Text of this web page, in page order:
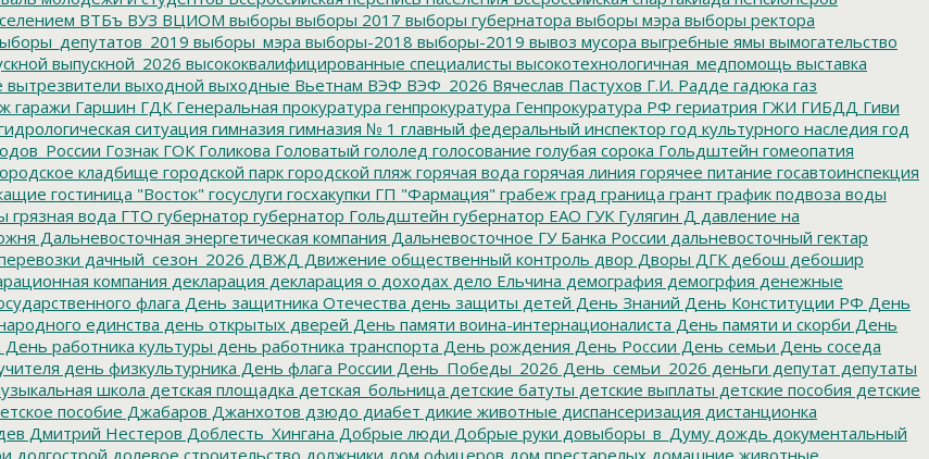
ВТБъ ВУЗ ВЦИОМ выборы выборы 2017 выборы губернатора выборы мэра выборы ректора
выборы_мэра выборы-2018 выборы-2019 вывоз мусора выгребные ямы вымогательство
выпускной_2026 высококвалифицированные специалисты высокотехнологичная_медпомощь выставка
вытрезвители выходной выходные Вьетнам ВЭФ ВЭФ_2026 Вячеслав Пастухов Г.И. Радде гадюка газ
гаражи Гаршин ГДК Генеральная прокуратура генпрокуратура Генпрокуратура РФ гериатрия ГЖИ ГИБДД Гиви
ситуация гимназия гимназия № 1 главный федеральный инспектор год культурного наследия год
Гознак ГОК Голикова Головатый гололед голосование голубая сорока Гольдштейн гомеопатия
кладбище городской парк городской пляж горячая вода горячая линия горячее питание госавтоинспекция
гостиница "Восток" госуслуги госхакупки ГП "Фармация" грабеж град граница грант график подвоза воды
грязная вода ГТО губернатор губернатор Гольдштейн губернатор ЕАО ГУК Гулягин Д давление на
Дальневосточная энергетическая компания Дальневосточное ГУ Банка России дальневосточный гектар
дачный_сезон_2026 ДВЖД Движение общественный контроль двор Дворы ДГК дебош дебошир
компания декларация декларация о доходах дело Ельчина демография демогрфия денежные
флага День защитника Отечества день защиты детей День Знаний День Конституции РФ День
единства день открытых дверей День памяти воина-интернационалиста День памяти и скорби День
День работника культуры день работника транспорта День рождения День России День семьи День соседа
день физкультурника День флага России День_Победы_2026 День_семьи_2026 деньги депутат депутаты
школа детская площадка детская_больница детские батуты детские выплаты детские пособия детские
пособие Джабаров Джанхотов дзюдо диабет дикие животные диспансеризация дистанционка
Дмитрий Нестеров Доблесть_Хингана Добрые люди Добрые руки довыборы_в_Думу дождь документальный
долгострой долевое строительство должники дом офицеров дом престарелых домашние животные